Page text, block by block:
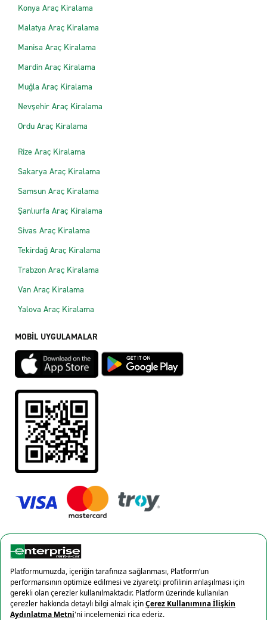
Konya Araç Kiralama
Malatya Araç Kiralama
Manisa Araç Kiralama
Mardin Araç Kiralama
Muğla Araç Kiralama
Nevşehir Araç Kiralama
Ordu Araç Kiralama
Rize Araç Kiralama
Sakarya Araç Kiralama
Samsun Araç Kiralama
Şanlıurfa Araç Kiralama
Sivas Araç Kiralama
Tekirdağ Araç Kiralama
Trabzon Araç Kiralama
Van Araç Kiralama
Yalova Araç Kiralama
MOBİL UYGULAMALAR
Gizlilik Politikası
Çerez politikası